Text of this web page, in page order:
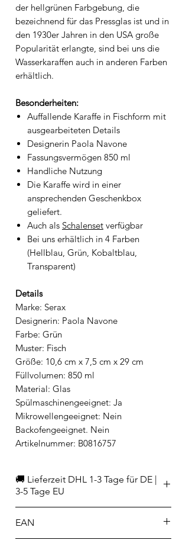
der hellgrünen Farbgebung, die
bezeichnend für das Pressglas ist und in
den 1930er Jahren in den USA große
Popularität erlangte, sind bei uns die
Wasserkaraffen auch in anderen Farben
erhältlich.
Besonderheiten:
Auffallende Karaffe in Fischform mit
ausgearbeiteten Details
Designerin Paola Navone
Fassungsvermögen 850 ml
Handliche Nutzung
Die Karaffe wird in einer
ansprechenden Geschenkbox
geliefert.
Auch als Schalenset verfügbar
Bei uns erhältlich in 4 Farben
(Hellblau, Grün, Kobaltblau,
Transparent)
Details
Marke: Serax
Designerin: Paola Navone
Farbe: Grün
Muster: Fisch
Größe: 10,6 cm x 7,5 cm x 29 cm
Füllvolumen: 850 ml
Material: Glas
Spülmaschinengeeignet: Ja
Mikrowellengeeignet: Nein
Backofengeeignet. Nein
Artikelnummer: B0816757
🚚 Lieferzeit DHL 1-3 Tage für DE |
3-5 Tage EU
EAN